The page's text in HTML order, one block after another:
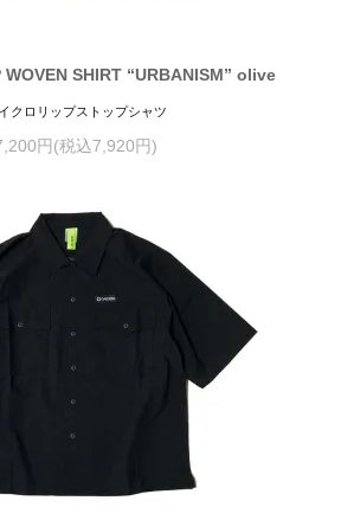
WOVEN SHIRT “URBANISM” olive
クロリップストップシャツ
円(税込7,920円)